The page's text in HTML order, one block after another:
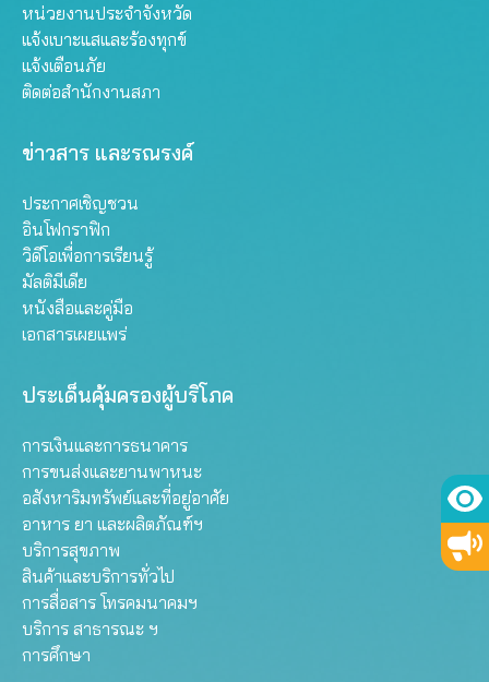
หน่วยงานประจำจังหวัด
แจ้งเบาะแสและร้องทุกข์
แจ้งเตือนภัย
ติดต่อสำนักงานสภา
ข่าวสาร และรณรงค์
ประกาศเชิญชวน
อินโฟกราฟิก
วิดีโอเพื่อการเรียนรู้
มัลติมีเดีย
หนังสือและคู่มือ
เอกสารเผยแพร่
ประเด็นคุ้มครองผู้บริโภค
การเงินและการธนาคาร
การขนส่งและยานพาหนะ
อสังหาริมทรัพย์และที่อยู่อาศัย
อาหาร ยา และผลิตภัณฑ์ฯ
บริการสุขภาพ
สินค้าและบริการทั่วไป
การสื่อสาร โทรคมนาคมฯ
บริการ สาธารณะ ฯ
การศึกษา